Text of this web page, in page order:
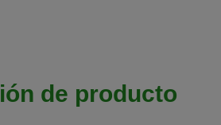
de producto